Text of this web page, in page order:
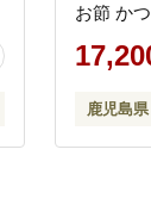
お節 か
節 本枯
おだし
鹿児島